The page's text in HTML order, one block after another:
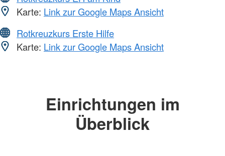
Karte: Link zur Google Maps Ansicht
Rotkreuzkurs Erste Hilfe
Karte: Link zur Google Maps Ansicht
Einrichtungen im
Überblick